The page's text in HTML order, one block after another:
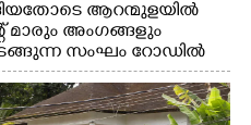
ആറന്മുളയിൽ
മാരും അംഗങ്ങളും
സംഘം റോഡിൽ
മറ്റ് മാലിന്യങ്ങളും